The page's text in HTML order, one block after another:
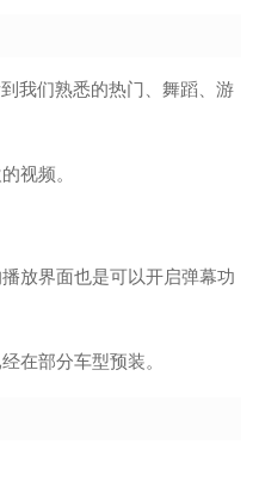
我们熟悉的热门、舞蹈、游
视频。
放界面也是可以开启弹幕功
在部分车型预装。